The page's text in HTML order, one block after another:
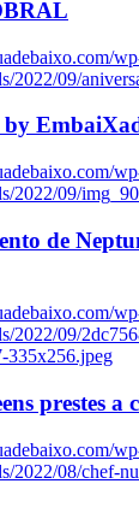
2022/09/
2022/09/
de
2022/09/
335x256.jpeg
prestes a
2022/08/chef-